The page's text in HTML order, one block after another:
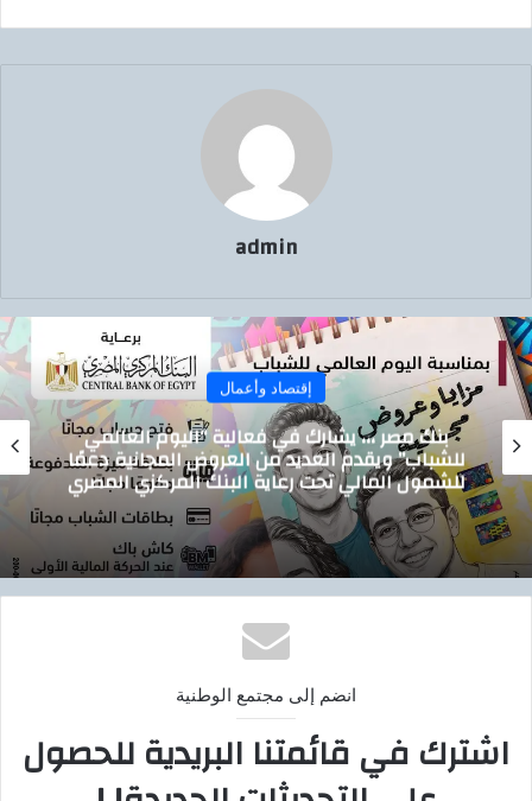
admin
إقتصاد وأعمال
،،، يشارك في فعالية “اليوم العالمي
ويقدم العديد من العروض المجانية دعمًا
المالي تحت رعاية البنك المركزي المصري
انضم إلى مجتمع الوطنية
اشترك في قائمتنا البريدية للحصول